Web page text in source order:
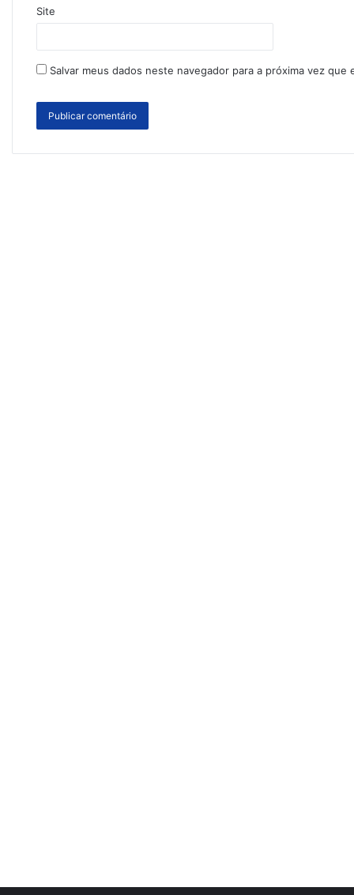
Site
Salvar meus dados neste navegador para a próxima vez que